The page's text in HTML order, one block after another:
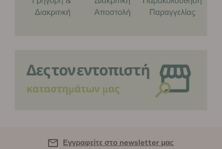
Εγγραφείτε στο newsletter μας